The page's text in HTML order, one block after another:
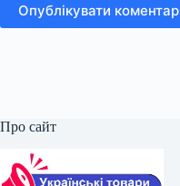
Опублікувати коментар
Про сайт